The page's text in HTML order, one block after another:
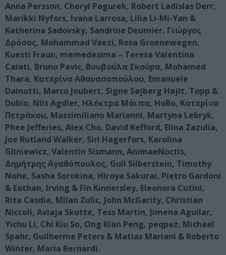
Anna Persson, Cheryl Pagurek, Robert Ladislas Derr,
Marikki Nyfors, Ivana Larrosa, Lilia Li-Mi-Yan &
Katherina Sadovsky, Sandrine Deumier, Γιώργος
Δρόσος, Mohammad Vaezi, Rosa Groenewegen,
Kuesti Fraun, memedesima – Teresa Valentina
Caiati, Bruno Pavic, Βουβούλα Σκούρα, Mohamed
Thara, Κατερίνα Αθανασοπούλου, Emanuele
Dainotti, Marco Joubert, Signe Søjberg Højlt, Topp &
Dubio, Nils Agdler, Ηλέκτρα Μάιπα, HoBo, Κατερίνα
Πετράκου, Massimiliano Marianni, Martyna Lebryk,
Phee Jefferies, Alex Cho, David Kefford, Elina Zazulia,
Joe Rutland Walker, Siri Hagerfors, Karolina
Gliniewicz, Valentin Sismann, AnimaeNoctis,
Δημήτρης Αγαθόπουλος, Guli Silberstein, Timothy
Nohe, Sasha Sorokina, Hiroya Sakurai, Pietro Gardoni
& Eathan, Irving & Fin Kinnersley, Eleonora Cutini,
Rita Casdia, Milan Zulic, John McGarity, Christian
Niccoli, Aviaja Skotte, Tess Martin, Jimena Aguilar,
Yichu Li, Chi Kiu So, Ong Kian Peng, peqpez, Michael
Spahr, Guilherme Peters & Matias Mariani & Roberto
Winter, Maria Bernardi.